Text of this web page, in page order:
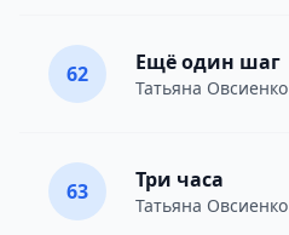
62 Ещё один шаг
Татьяна Овсиенко
63 Три часа
Татьяна Овсиенко